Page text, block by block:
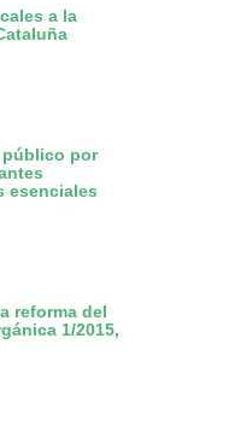
a la
por
esenciales
reforma del
1/2015,